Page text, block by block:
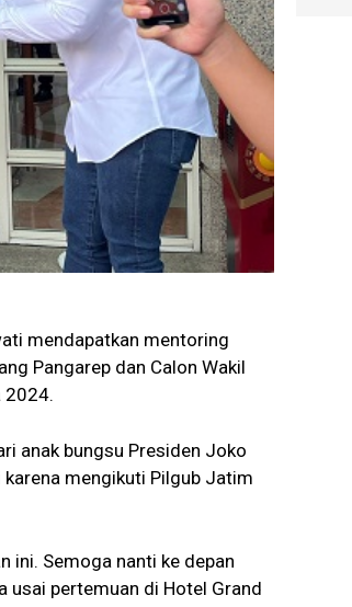
mendapatkan mentoring
Pangarep dan Calon Wakil
2024.
anak bungsu Presiden Joko
mengikuti Pilgub Jatim
ini. Semoga nanti ke depan
usai pertemuan di Hotel Grand